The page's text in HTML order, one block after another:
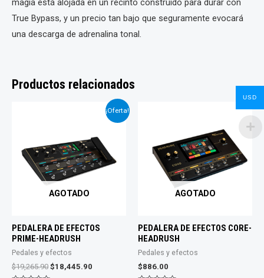
magia está alojada en un recinto construido para durar con
True Bypass, y un precio tan bajo que seguramente evocará
una descarga de adrenalina tonal.
Productos relacionados
¡Oferta!
AGOTADO
PEDALERA DE EFECTOS
PRIME-HEADRUSH
Pedales y efectos
$19,265.90 El
precio
$18,445.90
AGOTADO
PEDALERA DE EFECTOS CORE-
HEADRUSH
Pedales y efectos
$886.00
USD